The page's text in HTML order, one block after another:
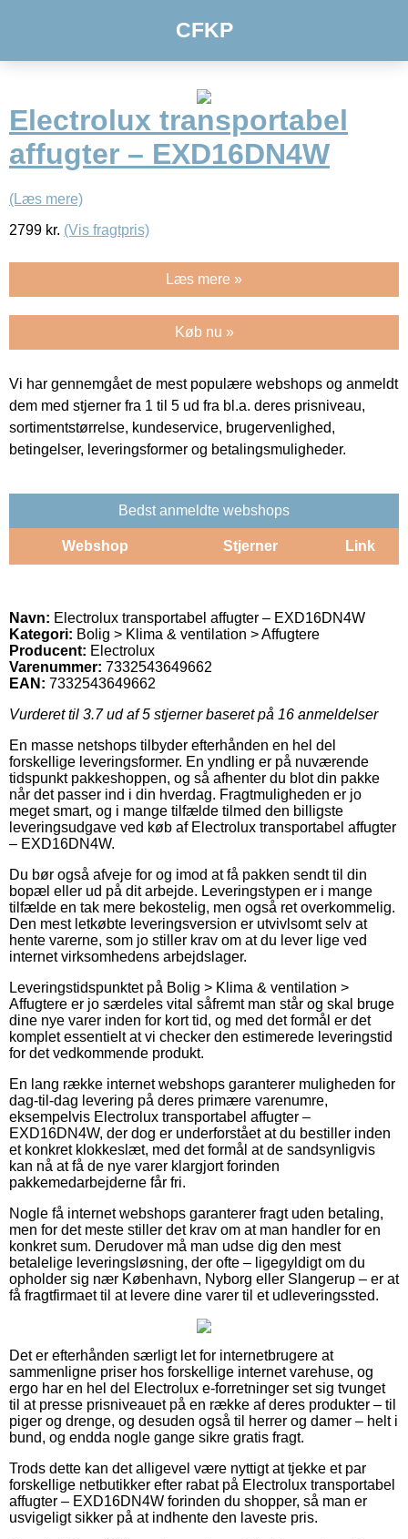
CFKP
Electrolux transportabel
affugter – EXD16DN4W
(Læs mere)
2799 kr. (Vis fragtpris)
Læs mere »
Køb nu »
Vi har gennemgået de mest populære webshops og anmeldt
dem med stjerner fra 1 til 5 ud fra bl.a. deres prisniveau,
sortimentstørrelse, kundeservice, brugervenlighed,
betingelser, leveringsformer og betalingsmuligheder.
Bedst anmeldte webshops
Webshop Stjerner Link
Navn: Electrolux transportabel affugter – EXD16DN4W
Kategori: Bolig > Klima & ventilation > Affugtere
Producent: Electrolux
Varenummer: 7332543649662
EAN: 7332543649662
Vurderet til 3.7ud af 5 stjerner baseret på 16 anmeldelser
En masse netshops tilbyder efterhånden en hel del
forskellige leveringsformer. En yndling er på nuværende
tidspunkt pakkeshoppen, og så afhenter du blot din pakke
når det passer ind i din hverdag. Fragtmuligheden er jo
meget smart, og i mange tilfælde tilmed den billigste
leveringsudgave ved køb af Electrolux transportabel affugter
– EXD16DN4W.
Du bør også afveje for og imod at få pakken sendt til din
bopæl eller ud på dit arbejde. Leveringstypen er i mange
tilfælde en tak mere bekostelig, men også ret overkommelig.
Den mest letkøbte leveringsversion er utvivlsomt selv at
hente varerne, som jo stiller krav om at du lever lige ved
internet virksomhedens arbejdslager.
Leveringstidspunktet på Bolig > Klima & ventilation >
Affugtere er jo særdeles vital såfremt man står og skal bruge
dine nye varer inden for kort tid, og med det formål er det
komplet essentielt at vi checker den estimerede leveringstid
for det vedkommende produkt.
En lang række internet webshops garanterer muligheden for
dag-til-dag levering på deres primære varenumre,
eksempelvis Electrolux transportabel affugter –
EXD16DN4W, der dog er underforstået at du bestiller inden
et konkret klokkeslæt, med det formål at de sandsynligvis
kan nå at få de nye varer klargjort forinden
pakkemedarbejderne får fri.
Nogle få internet webshops garanterer fragt uden betaling,
men for det meste stiller det krav om at man handler for en
konkret sum. Derudover må man udse dig den mest
betalelige leveringsløsning, der ofte – ligegyldigt om du
opholder sig nær København, Nyborg eller Slangerup – er at
få fragtfirmaet til at levere dine varer til et udleveringssted.
Det er efterhånden særligt let for internetbrugere at
sammenligne priser hos forskellige internet varehuse, og
ergo har en hel del Electrolux e-forretninger set sig tvunget
til at presse prisniveauet på en række af deres produkter – til
piger og drenge, og desuden også til herrer og damer – helt i
bund, og endda nogle gange sikre gratis fragt.
Trods dette kan det alligevel være nyttigt at tjekke et par
forskellige netbutikker efter rabat på Electrolux transportabel
affugter – EXD16DN4W forinden du shopper, så man er
usvigeligt sikker på at indhente den laveste pris.